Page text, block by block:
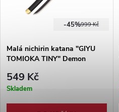
999 Kč
-45%
Malá nichirin katana "GIYU
TOMIOKA TINY" Demon
549 Kč
Skladem